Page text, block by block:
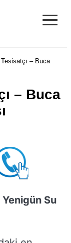
≡
– Buca
– Buca
Su